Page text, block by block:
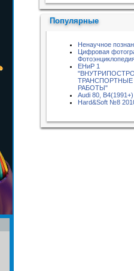
Популярные
Ненаучное
Цифровая
ЕНиР 1
ТРАНСПОРТНЫЕ
РАБОТЫ"
Audi 80, B4(1991+)
Hard&Soft №8